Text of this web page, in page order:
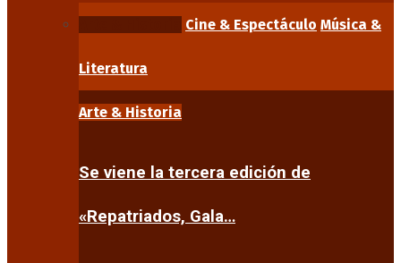
Cine & Espectáculo Música &
Literatura
Arte & Historia
Se viene la tercera edición de
«Repatriados, Gala…